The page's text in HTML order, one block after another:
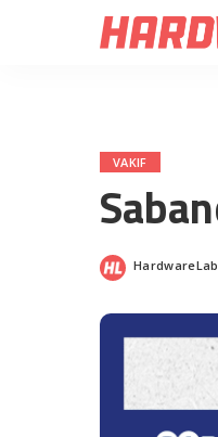
VAKIF
Posted